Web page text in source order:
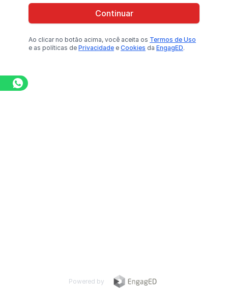
Continuar
Ao clicar no botão acima, você aceita os Termos de Uso
e as políticas de Privacidade e Cookies da EngagED.
Powered by